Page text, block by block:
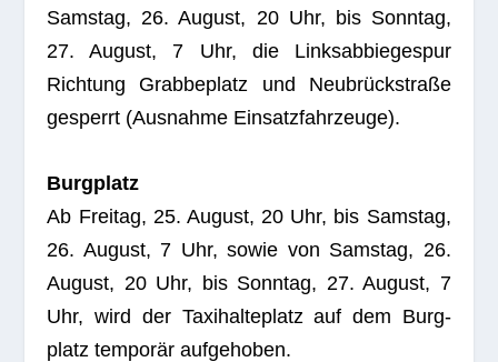
Sams­tag, 26. August, 20 Uhr, bis Sonn­tag,
27. August, 7 Uhr, die Links­ab­bie­ge­spur
Rich­tung Grab­beplatz und Neu­brück­straße
gesperrt (Aus­nahme Einsatzfahrzeuge).
Burg­platz
Ab Frei­tag, 25. August, 20 Uhr, bis Sams­tag,
26. August, 7 Uhr, sowie von Sams­tag, 26.
August, 20 Uhr, bis Sonn­tag, 27. August, 7
Uhr, wird der Taxi­hal­te­platz auf dem Burg­
platz tem­po­rär aufgehoben.